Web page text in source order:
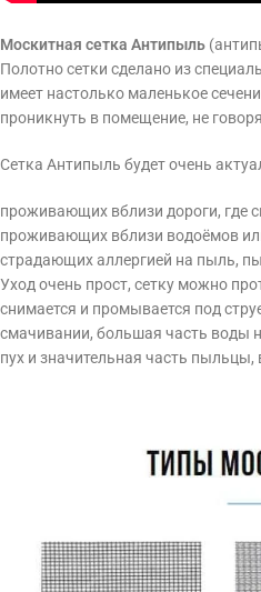
Москитная сетка Антипыль
Полотно сетки сделано из
имеет настолько маленькое
проникнуть в помещение, не
Cетка Антипыль будет очень
проживающих вблизи дороги, где
проживающих вблизи водоёмов
страдающих аллергией на пыль,
Уход очень прост, сетку можно
снимается и промывается под
смачивании, большая часть воды
пух и значительная часть